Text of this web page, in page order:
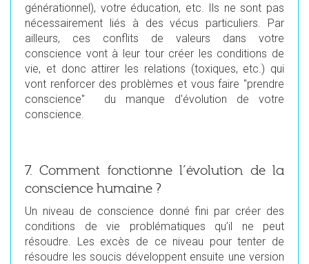
générationnel), votre éducation, etc. Ils ne sont pas
nécessairement liés à des vécus particuliers. Par
ailleurs, ces conflits de valeurs dans votre
conscience vont à leur tour créer les conditions de
vie, et donc attirer les relations (toxiques, etc.) qui
vont renforcer des problèmes et vous faire "prendre
conscience" du manque d'évolution de votre
conscience.
7. Comment fonctionne l’évolution de la
conscience humaine ?
Un niveau de conscience donné fini par créer des
conditions de vie problématiques qu’il ne peut
résoudre. Les excès de ce niveau pour tenter de
résoudre les soucis développent ensuite une version